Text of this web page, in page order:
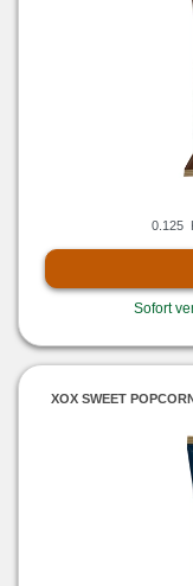
0.125
Sofort
XOX SWEET